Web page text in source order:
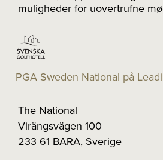
muligheder for uovertrufne
PGA Sweden National på
The National
Virängsvägen 100
233 61 BARA, Sverige